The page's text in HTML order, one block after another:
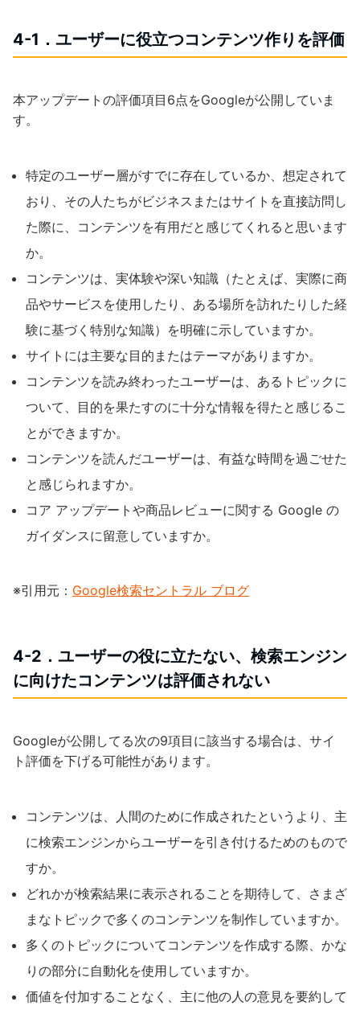
4-1．ユーザーに役立つコンテンツ作りを評価
本アップデートの評価項目6点をGoogleが公開していま
す。
特定のユーザー層がすでに存在しているか、想定されて
おり、その人たちがビジネスまたはサイトを直接訪問し
た際に、コンテンツを有用だと感じてくれると思います
か。
コンテンツは、実体験や深い知識（たとえば、実際に商
品やサービスを使用したり、ある場所を訪れたりした経
験に基づく特別な知識）を明確に示していますか。
サイトには主要な目的またはテーマがありますか。
コンテンツを読み終わったユーザーは、あるトピックに
ついて、目的を果たすのに十分な情報を得たと感じるこ
とができますか。
コンテンツを読んだユーザーは、有益な時間を過ごせた
と感じられますか。
コア アップデートや商品レビューに関する Google の
ガイダンスに留意していますか。
※引用元： Google検索セントラル ブログ
4-2．ユーザーの役に立たない、検索エンジン
に向けたコンテンツは評価されない
Googleが公開してる次の9項目に該当する場合は、サイ
ト評価を下げる可能性があります。
コンテンツは、人間のために作成されたというより、主
に検索エンジンからユーザーを引き付けるためのもので
すか。
どれかが検索結果に表示されることを期待して、さまざ
まなトピックで多くのコンテンツを制作していますか。
多くのトピックについてコンテンツを作成する際、かな
りの部分に自動化を使用していますか。
価値を付加することなく、主に他の人の意見を要約して